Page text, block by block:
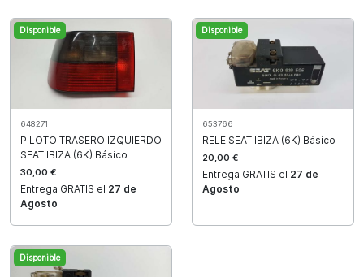
Disponible
648271
PILOTO TRASERO IZQUIERDO
SEAT IBIZA (6K) Básico
30,00 €
Entrega GRATIS el 27 de
Agosto
Disponible
653766
RELE SEAT IBIZA (6K) Básico
20,00 €
Entrega GRATIS el 27 de
Agosto
Disponible